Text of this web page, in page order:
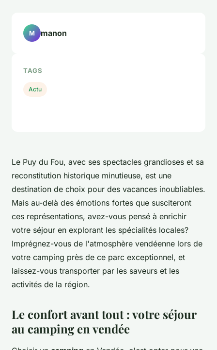
Le Puy du Fou, avec ses spectacles grandioses et sa
reconstitution historique minutieuse, est une
destination de choix pour des vacances inoubliables.
Mais au-delà des émotions fortes que susciteront
ces représentations, avez-vous pensé à enrichir
votre séjour en explorant les spécialités locales?
Imprégnez-vous de l'atmosphère vendéenne lors de
votre camping près de ce parc exceptionnel, et
laissez-vous transporter par les saveurs et les
activités de la région.
Le confort avant tout : votre séjour
au camping en vendée
M manon
TAGS
Actu